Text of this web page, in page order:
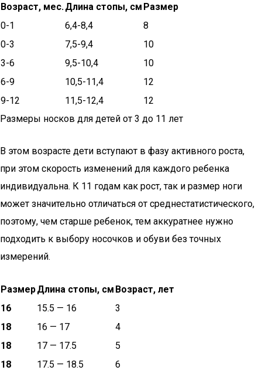
Возраст, мес.Длина стопы, см Размер
0-1
6,4-8,4
8
0-3
7,5-9,4
10
3-6
9,5-10,4
10
6-9
10,5-11,4
12
9-12
11,5-12,4
12
Размеры носков для детей от 3 до 11 лет
В этом возрасте дети вступают в фазу активного роста,
при этом скорость изменений для каждого ребенка
индивидуальна. К 11 годам как рост, так и размер ноги
может значительно отличаться от среднестатистического,
поэтому, чем старше ребенок, тем аккуратнее нужно
подходить к выбору носочков и обуви без точных
измерений.
РазмерДлина стопы, см Возраст, лет
16
15.5 — 16
3
18
16 — 17
4
18
17 — 17.5
5
18
17.5 — 18.5
6